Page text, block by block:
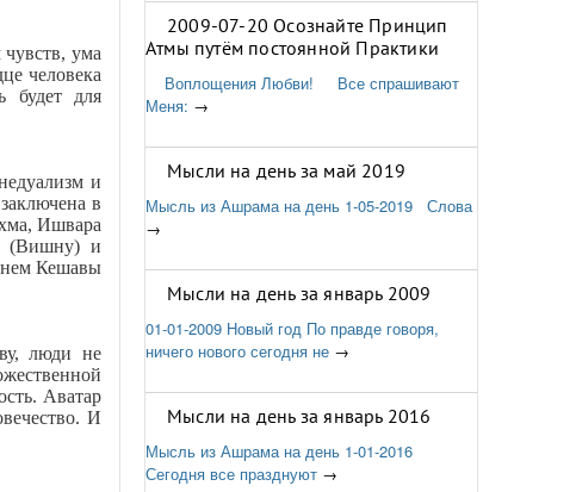
ума
человека
будет для
и
в
Ишвара
(Вишну) и
Кешавы
люди не
Аватар
И
2009-07-20 Осознайте Принцип
Атмы путём постоянной Практики
Воплощения Любви! Все спрашивают
Меня: →
Мысли на день за май 2019
Мысль из Ашрама на день 1-05-2019 Слова
→
Мысли на день за январь 2009
01-01-2009 Новый год По правде говоря,
ничего нового сегодня не →
Мысли на день за январь 2016
Мысль из Ашрама на день 1-01-2016
Сегодня все празднуют →